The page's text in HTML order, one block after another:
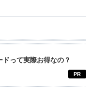
って実際お得なの？
PR